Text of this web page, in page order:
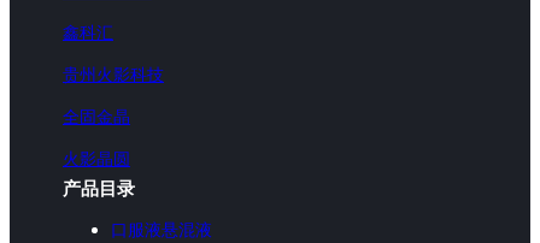
鑫科汇
贵州火影科技
全固金晶
火影晶圆
产品目录
口服液悬混液